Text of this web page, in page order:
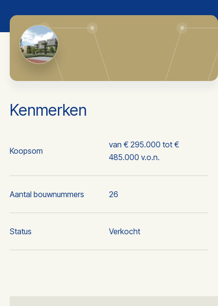
Kenmerken
Koopsom
van € 295.000 tot €
485.000 v.o.n.
Aantal bouwnummers 26
Status Verkocht